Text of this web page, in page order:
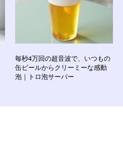
毎秒4万回の超音波で、いつもの
缶ビールからクリーミーな感動
泡｜トロ泡サーバー